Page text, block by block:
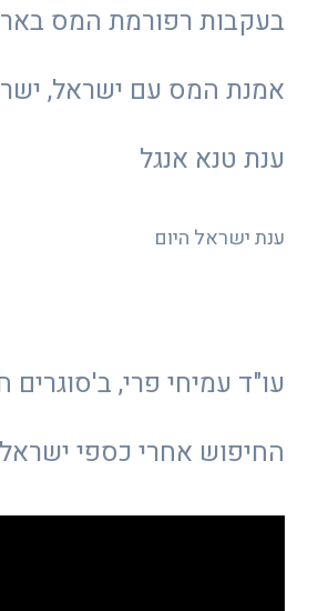
בעקבות רפורמת המס
אמנת המס עם ישראל,
ענת טנא אנגל
ענת ישראל היום
עו"ד עמיחי פרי, ב'סוגרים
החיפוש אחרי כספי